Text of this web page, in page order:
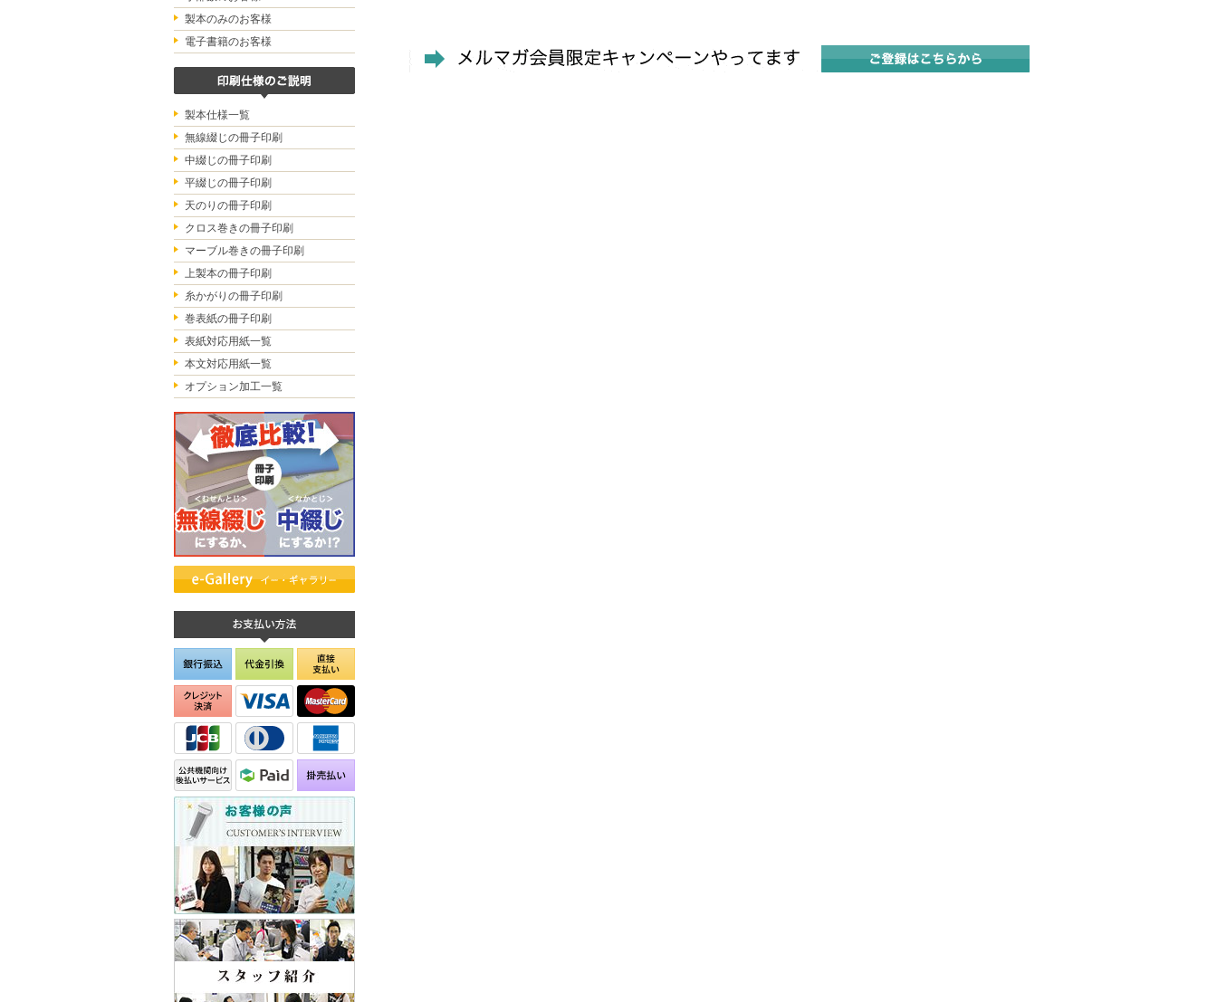
製本のみのお客様
電子書籍のお客様
製本仕様一覧
無線綴じの冊子印刷
中綴じの冊子印刷
平綴じの冊子印刷
天のりの冊子印刷
クロス巻きの冊子印刷
マーブル巻きの冊子印刷
上製本の冊子印刷
糸かがりの冊子印刷
巻表紙の冊子印刷
表紙対応用紙一覧
本文対応用紙一覧
オプション加工一覧